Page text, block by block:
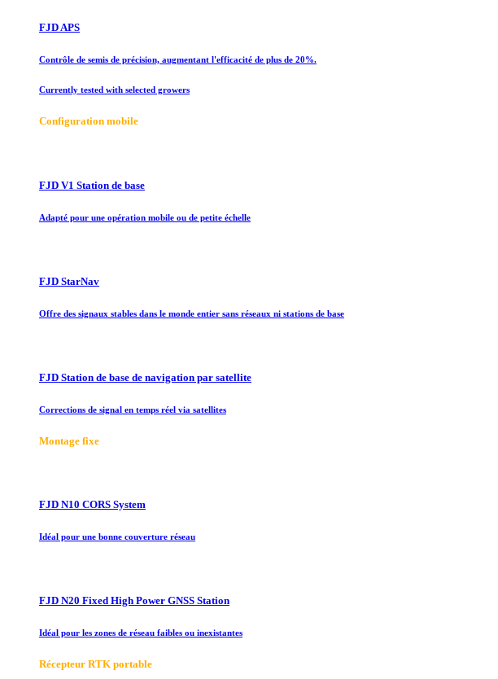
FJD APS
Contrôle de semis de précision, augmentant l'efficacité de plus de 20%.
Currently tested with selected growers
Configuration mobile
FJD V1 Station de base
Adapté pour une opération mobile ou de petite échelle
FJD StarNav
Offre des signaux stables dans le monde entier sans réseaux ni stations de base
FJD Station de base de navigation par satellite
Corrections de signal en temps réel via satellites
Montage fixe
FJD N10 CORS System
Idéal pour une bonne couverture réseau
FJD N20 Fixed High Power GNSS Station
Idéal pour les zones de réseau faibles ou inexistantes
Récepteur RTK portable